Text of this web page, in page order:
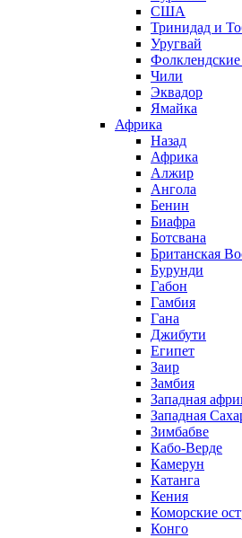
США
Тринидад и
Уругвай
Фолклендские
Чили
Эквадор
Ямайка
Африка
Назад
Африка
Алжир
Ангола
Бенин
Биафра
Ботсвана
Британская
Бурунди
Габон
Гамбия
Гана
Джибути
Египет
Заир
Замбия
Западная
Западная
Зимбабве
Кабо-Верде
Камерун
Катанга
Кения
Коморские
Конго